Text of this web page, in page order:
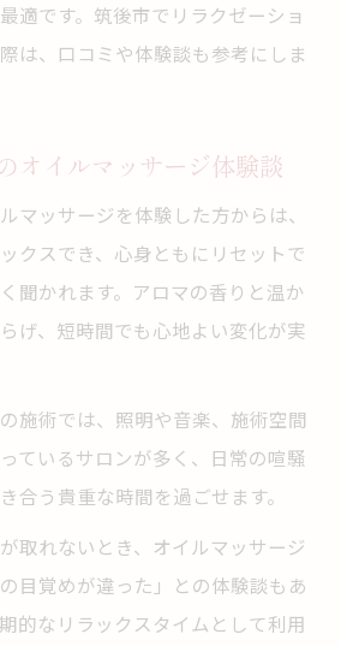
適です。筑後市でリラクゼーショ
は、口コミや体験談も参考にしま
オイルマッサージ体験談
マッサージを体験した方からは、
クスでき、心身ともにリセットで
聞かれます。アロマの香りと温か
げ、短時間でも心地よい変化が実
施術では、照明や音楽、施術空間
ているサロンが多く、日常の喧騒
合う貴重な時間を過ごせます。
取れないとき、オイルマッサージ
目覚めが違った」との体験談もあ
的なリラックスタイムとして利用